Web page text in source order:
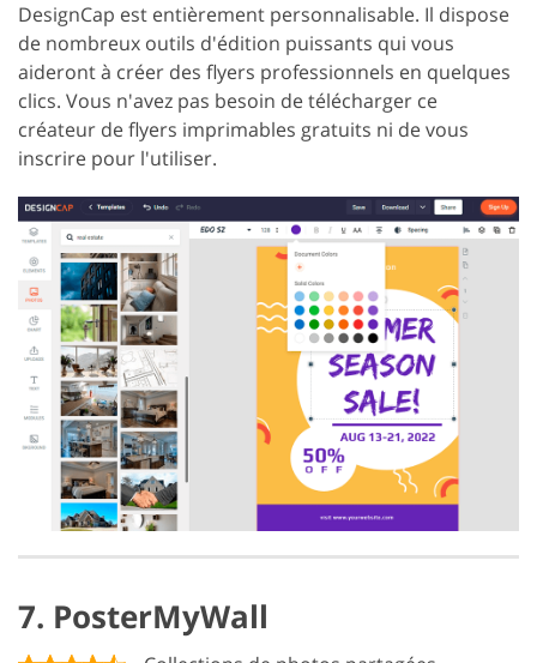
DesignCap est entièrement personnalisable. Il dispose
de nombreux outils d'édition puissants qui vous
aideront à créer des flyers professionnels en quelques
clics. Vous n'avez pas besoin de télécharger ce
créateur de flyers imprimables gratuits ni de vous
inscrire pour l'utiliser.
7. PosterMyWall